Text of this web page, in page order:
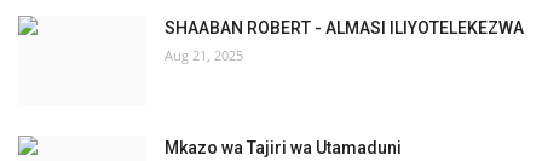
SHAABAN ROBERT - ALMASI ILIYOTELEKEZWA
Aug 21, 2025
Mkazo wa Tajiri wa Utamaduni